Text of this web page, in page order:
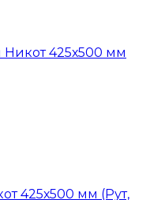
425х500 мм (Рут,